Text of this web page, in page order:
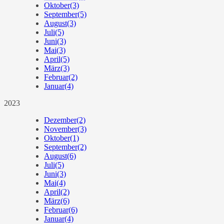
Oktober(3)
September(5)
August(3)
Juli(5)
Juni(3)
Mai(3)
April(5)
März(3)
Februar(2)
Januar(4)
2023
Dezember(2)
November(3)
Oktober(1)
September(2)
August(6)
Juli(5)
Juni(3)
Mai(4)
April(2)
März(6)
Februar(6)
Januar(4)